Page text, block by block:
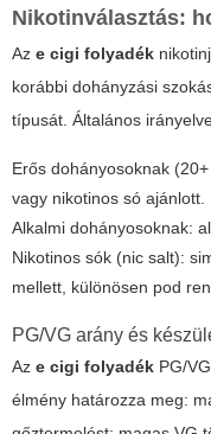
Nikotinválasztás:
Az e cigi folyadék
korábbi dohányzási
típusát. Általános
Erős dohányosoknak
vagy nikotinos só ajánlott.
Alkalmi dohányosoknak:
Nikotinos sók (nic salt):
mellett, különösen pod
PG/VG arány és
Az e cigi folyadék PG/
élmény határozza meg: